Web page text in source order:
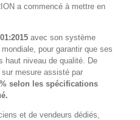
a commencé à mettre en
avec son système
pour garantir que ses
haut niveau de qualité. De
sur mesure assisté par
selon les spécifications
et de vendeurs dédiés,